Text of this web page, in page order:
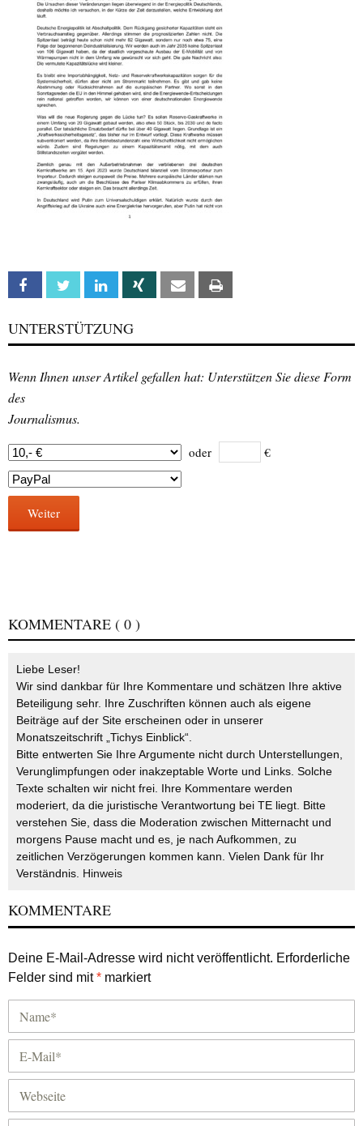
Facebook Twitter Linkedin Xing Email
UNTERSTÜTZUNG
Wenn Ihnen unser Artikel gefallen hat: Unterstützen Sie diese Form
des
Journalismus.
oder €
Weiter
KOMMENTARE ( 0 )
Liebe Leser!
Wir sind dankbar für Ihre Kommentare und schätzen Ihre aktive
Beteiligung sehr. Ihre Zuschriften können auch als eigene
Beiträge auf der Site erscheinen oder in unserer
Monatszeitschrift „Tichys Einblick“.
Bitte entwerten Sie Ihre Argumente nicht durch Unterstellungen,
Verunglimpfungen oder inakzeptable Worte und Links. Solche
Texte schalten wir nicht frei. Ihre Kommentare werden
moderiert, da die juristische Verantwortung bei TE liegt. Bitte
verstehen Sie, dass die Moderation zwischen Mitternacht und
morgens Pause macht und es, je nach Aufkommen, zu
zeitlichen Verzögerungen kommen kann. Vielen Dank für Ihr
Verständnis. Hinweis
KOMMENTARE
Deine E-Mail-Adresse wird nicht veröffentlicht. Erforderliche
Felder sind mit* markiert